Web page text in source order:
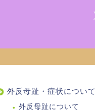
外反母趾・症状について
外反母趾について